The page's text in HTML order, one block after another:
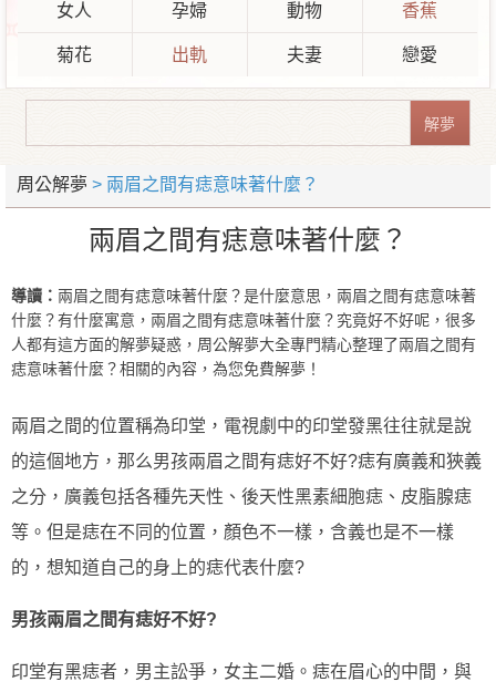
女人 孕婦 動物 香蕉
菊花 出軌 夫妻 戀愛
周公解夢 > 兩眉之間有痣意味著什麼？
兩眉之間有痣意味著什麼？
導讀： 兩眉之間有痣意味著什麼？是什麼意思，兩眉之間有痣意味著
什麼？有什麼寓意，兩眉之間有痣意味著什麼？究竟好不好呢，很多
人都有這方面的解夢疑惑，周公解夢大全專門精心整理了兩眉之間有
痣意味著什麼？相關的內容，為您免費解夢！
兩眉之間的位置稱為印堂，電視劇中的印堂發黑往往就是說
的這個地方，那么男孩兩眉之間有痣好不好?痣有廣義和狹義
之分，廣義包括各種先天性、後天性黑素細胞痣、皮脂腺痣
等。但是痣在不同的位置，顏色不一樣，含義也是不一樣
的，想知道自己的身上的痣代表什麼?
男孩兩眉之間有痣好不好?
印堂有黑痣者，男主訟爭，女主二婚。痣在眉心的中間，與